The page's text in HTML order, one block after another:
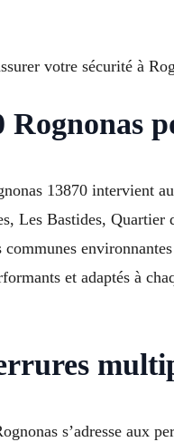
votre sécurité à
Rognonas
13870 intervient
Bastides, Quartier
et adaptés à
s’adresse aux